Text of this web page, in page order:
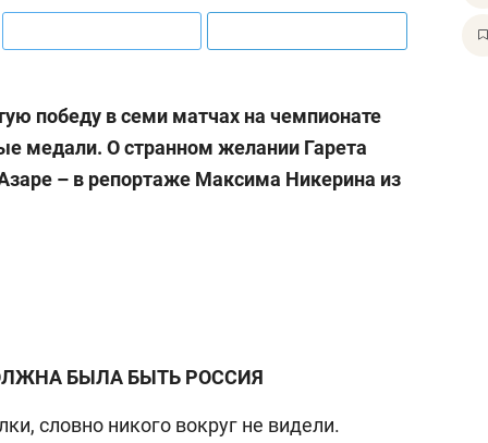
победу в семи матчах на чемпионате
медали. О странном желании Гарета
– в репортаже Максима Никерина из
БЫЛА БЫТЬ РОССИЯ
словно никого вокруг не видели.